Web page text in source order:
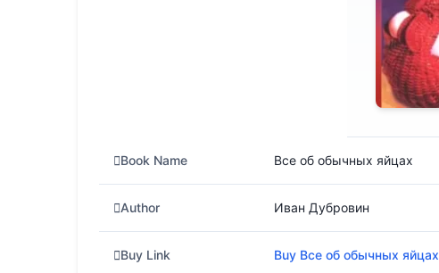
Book Name Все об обычных яйцах
Author Иван Дубровин
Buy Link Buy Все об обычных яйцах